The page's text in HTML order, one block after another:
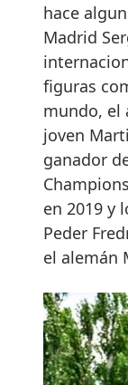
hace
Madrid
figuras
mundo, el
joven
ganador
en 2019 y
Peder
el alemán